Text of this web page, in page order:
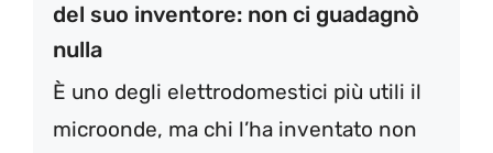
del suo inventore: non ci guadagnò
nulla
È uno degli elettrodomestici più utili il
microonde, ma chi l’ha inventato non